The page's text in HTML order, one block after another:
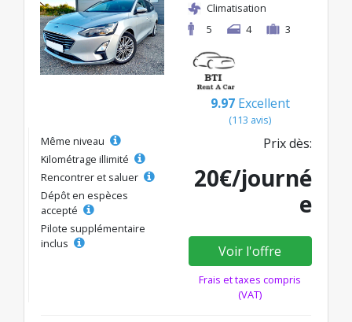
Climatisation
5
4 3
9.97 Excellent
(113 avis)
Même niveau
Kilométrage illimité
Rencontrer et saluer
Dépôt en espèces
accepté
Pilote supplémentaire
inclus
Prix dès:
20€/journé
e
Voir l'offre
Frais et taxes compris
(VAT)